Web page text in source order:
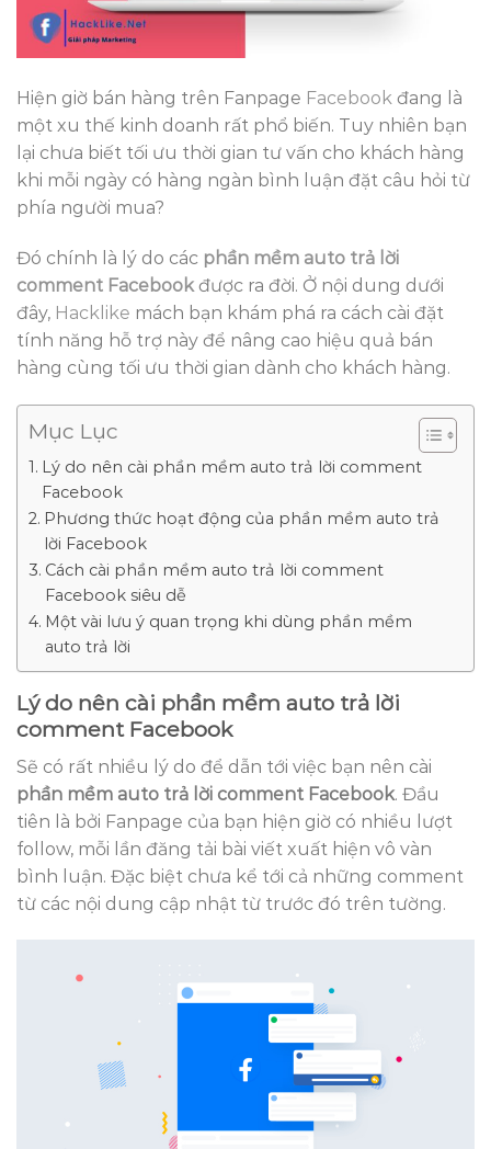
Hiện giờ bán hàng trên Fanpage Facebook đang là
một xu thế kinh doanh rất phổ biến. Tuy nhiên bạn
lại chưa biết tối ưu thời gian tư vấn cho khách hàng
khi mỗi ngày có hàng ngàn bình luận đặt câu hỏi từ
phía người mua?
Đó chính là lý do các phần mềm auto trả lời
comment Facebookđược ra đời. Ở nội dung dưới
đây, Hacklike mách bạn khám phá ra cách cài đặt
tính năng hỗ trợ này để nâng cao hiệu quả bán
hàng cùng tối ưu thời gian dành cho khách hàng.
Mục Lục
Lý do nên cài phần mềm auto trả lời comment
Facebook
Phương thức hoạt động của phần mềm auto trả
lời Facebook
Cách cài phần mềm auto trả lời comment
Facebook siêu dễ
Một vài lưu ý quan trọng khi dùng phần mềm
auto trả lời
Lý do nên cài phần mềm auto trả lời
comment Facebook
Sẽ có rất nhiều lý do để dẫn tới việc bạn nên cài
phần mềm auto trả lời comment Facebook. Đầu
tiên là bởi Fanpage của bạn hiện giờ có nhiều lượt
follow, mỗi lần đăng tải bài viết xuất hiện vô vàn
bình luận. Đặc biệt chưa kể tới cả những comment
từ các nội dung cập nhật từ trước đó trên tường.